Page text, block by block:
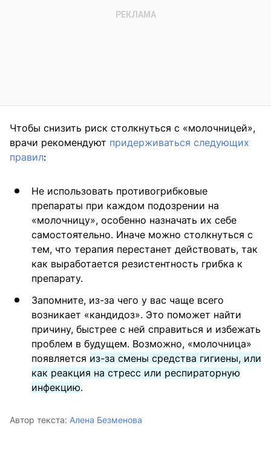
Чтобы снизить риск столкнуться с «молочницей»,
врачи рекомендуют придерживаться следующих
правил:
Не использовать противогрибковые
препараты при каждом подозрении на
«молочницу», особенно назначать их себе
самостоятельно. Иначе можно столкнуться с
тем, что терапия перестанет действовать, так
как выработается резистентность грибка к
препарату.
Запомните, из-за чего у вас чаще всего
возникает «кандидоз». Это поможет найти
причину, быстрее с ней справиться и избежать
проблем в будущем. Возможно, «молочница»
появляется из-за смены средства гигиены, или
как реакция на стресс или респираторную
инфекцию.
Автор текста: Алена Безменова